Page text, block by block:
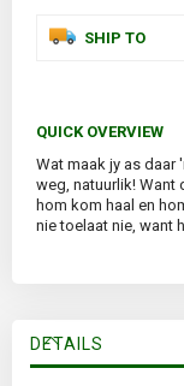
SHIP TO
QUICK OVERVIEW
Wat maak jy as daar
weg, natuurlik! Want
hom kom haal en
nie toelaat nie, want
DETAILS